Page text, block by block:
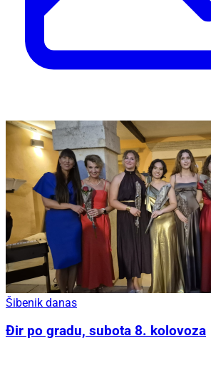
Šibenik danas
Đir po gradu, subota 8. kolovoza